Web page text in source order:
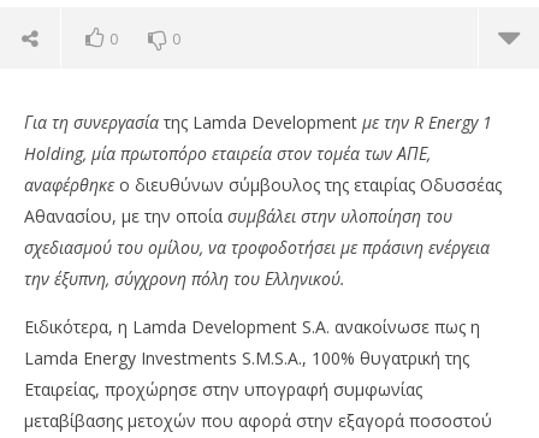
0 0
NOW VIEWING
Για τη συνεργασία της Lamda Development με την R Energy 1
Holding, μία πρωτοπόρο εταιρεία στον τομέα των ΑΠΕ,
αναφέρθηκεο διευθύνων σύμβουλος της εταιρίας Οδυσσέας
Αθανασίου, με την οποία συμβάλει στην υλοποίηση του
σχεδιασμού του ομίλου, να τροφοδοτήσει με πράσινη ενέργεια
την έξυπνη, σύγχρονη πόλη του Ελληνικού.
Ειδικότερα, η Lamda Development S.A. ανακοίνωσε πως η
Lamda Energy Investments S.M.S.A., 100% θυγατρική της
Εταιρείας, προχώρησε στην υπογραφή συμφωνίας
μεταβίβασης μετοχών που αφορά στην εξαγορά ποσοστού